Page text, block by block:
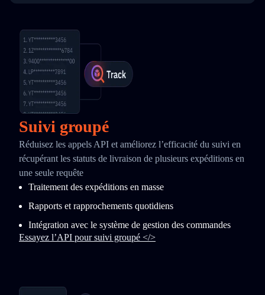
Suivi groupé
Réduisez les appels API et améliorez l’efficacité du suivi en
récupérant les statuts de livraison de plusieurs expéditions en
une seule requête
Traitement des expéditions en masse
Rapports et rapprochements quotidiens
Intégration avec le système de gestion des commandes
Essayez l’API pour suivi groupé </>